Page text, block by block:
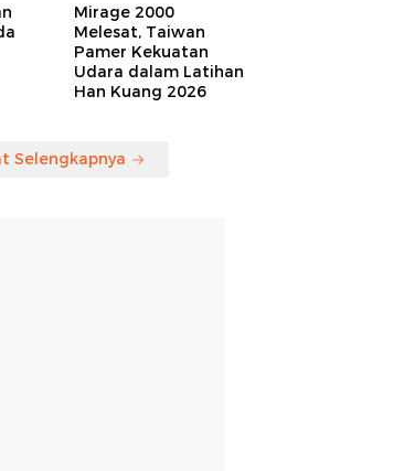
Mirage 2000
Melesat, Taiwan
Pamer Kekuatan
Udara dalam Latihan
Han Kuang 2026
Selengkapnya